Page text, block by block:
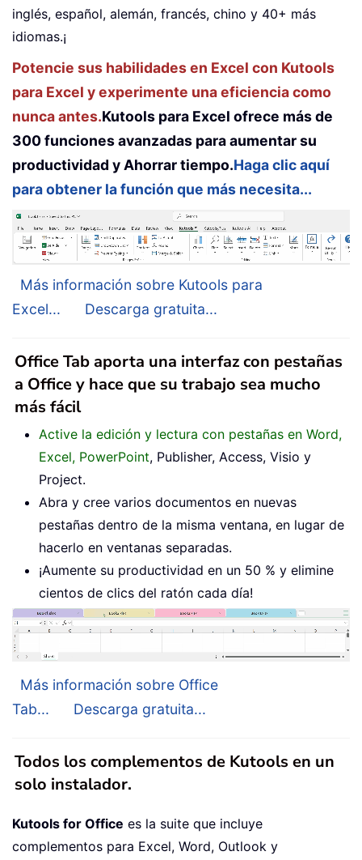
inglés, español, alemán, francés, chino y 40+ más
idiomas.¡
Potencie sus habilidades en Excel con Kutools
para Excel y experimente una eficiencia como
nunca antes.Kutools para Excel ofrece más de
300 funciones avanzadas para aumentar su
productividad y Ahorrar tiempo.Haga clic aquí
para obtener la función que más necesita...
Más información sobre Kutools para
Excel...
Descarga gratuita...
Office Tab aporta una interfaz con pestañas
a Office y hace que su trabajo sea mucho
más fácil
Active la edición y lectura con pestañas en Word,
Excel, PowerPoint, Publisher, Access, Visio y
Project.
Abra y cree varios documentos en nuevas
pestañas dentro de la misma ventana, en lugar de
hacerlo en ventanas separadas.
¡Aumente su productividad en un 50 % y elimine
cientos de clics del ratón cada día!
Más información sobre Office
Tab...
Descarga gratuita...
Todos los complementos de Kutools en un
solo instalador.
Kutools for Office es la suite que incluye
complementos para Excel, Word, Outlook y